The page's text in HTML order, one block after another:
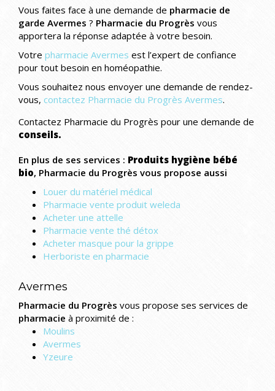
Vous faites face à une demande de pharmacie de
garde Avermes ? Pharmacie du Progrès vous
apportera la réponse adaptée à votre besoin.
Votre pharmacie Avermes est l’expert de confiance
pour tout besoin en homéopathie.
Vous souhaitez nous envoyer une demande de rendez-
vous, contactez Pharmacie du Progrès Avermes.
Contactez Pharmacie du Progrès pour une demande de
conseils.
En plus de ses services : Produits hygiène bébé
bio, Pharmacie du Progrès vous propose aussi
Louer du matériel médical
Pharmacie vente produit weleda
Acheter une attelle
Pharmacie vente thé détox
Acheter masque pour la grippe
Herboriste en pharmacie
Avermes
Pharmacie du Progrès vous propose ses services de
pharmacie à proximité de :
Moulins
Avermes
Yzeure